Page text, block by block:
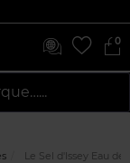
0
Le Sel d'Issey Eau de